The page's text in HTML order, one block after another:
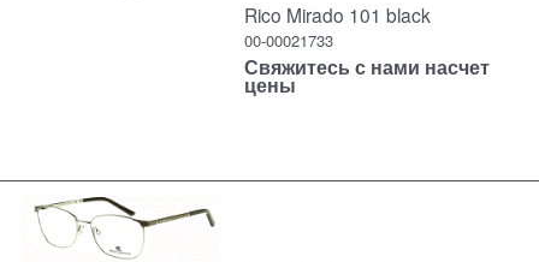
Rico Mirado 101 black
00-00021733
Свяжитесь с нами насчет
цены